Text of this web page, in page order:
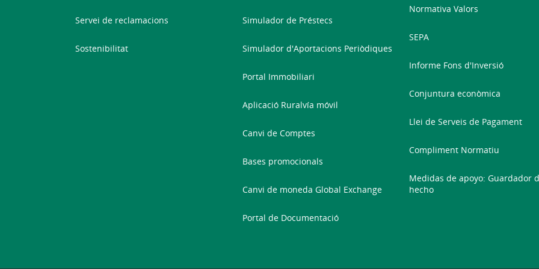
Servei de reclamacions
Sostenibilitat
Simulador de Préstecs
Simulador d'Aportacions Periòdiques
Portal Immobiliari
Aplicació Ruralvía móvil
Canvi de Comptes
Bases promocionals
Canvi de moneda Global Exchange
Portal de Documentació
Normativa Valors
SEPA
Informe Fons d'Inversió
Conjuntura econòmica
Llei de Serveis de Pagament
Compliment Normatiu
Medidas de apoyo: Guardador
hecho